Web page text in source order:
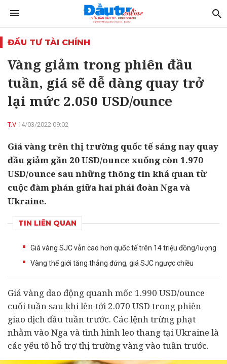
ĐẦU TƯ TÀI CHÍNH
Vàng giảm trong phiên đầu
tuần, giá sẽ dễ dàng quay trở
lại mức 2.050 USD/ounce
T.V 14/03/2022 09:02
Giá vàng trên thị trường quốc tế sáng nay quay
đầu giảm gần 20 USD/ounce xuống còn 1.970
USD/ounce sau những thông tin khả quan từ
cuộc đàm phán giữa hai phái đoàn Nga và
Ukraine.
TIN LIÊN QUAN
Giá vàng SJC vẫn cao hơn quốc tế trên 14 triệu đồng/lượng
Vàng thế giới tăng thẳng đứng, giá SJC ngược chiều
Giá vàng dao động quanh mốc 1.990 USD/ounce
cuối tuần sau khi lên tới 2.070 USD trong phiên
giao dịch đầu tuần trước. Các lệnh trừng phạt
nhằm vào Nga và tình hình leo thang tại Ukraine là
các yếu tố hỗ trợ thị trường vàng vào tuần trước.